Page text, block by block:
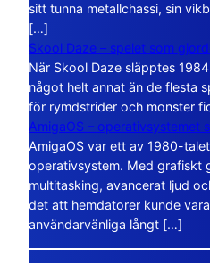
sitt tunna metallchassi, sin
[…]
Skool Daze – spelet som
När Skool Daze släpptes
något helt annat än de flesta
för rymdstrider och monster
AmigaOS – operativsystemet
AmigaOS var ett av 1980-
operativsystem. Med grafiskt
multitasking, avancerat ljud
det att hemdatorer kunde
användarvänliga långt […]